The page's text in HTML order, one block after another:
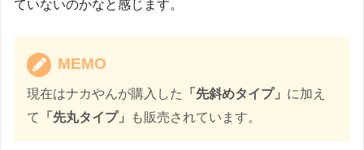
ていないのかなと感じます。
MEMO
現在はナカやんが購入した 「先斜めタイプ」 に加え
て
「先丸タイプ」 も販売されています。